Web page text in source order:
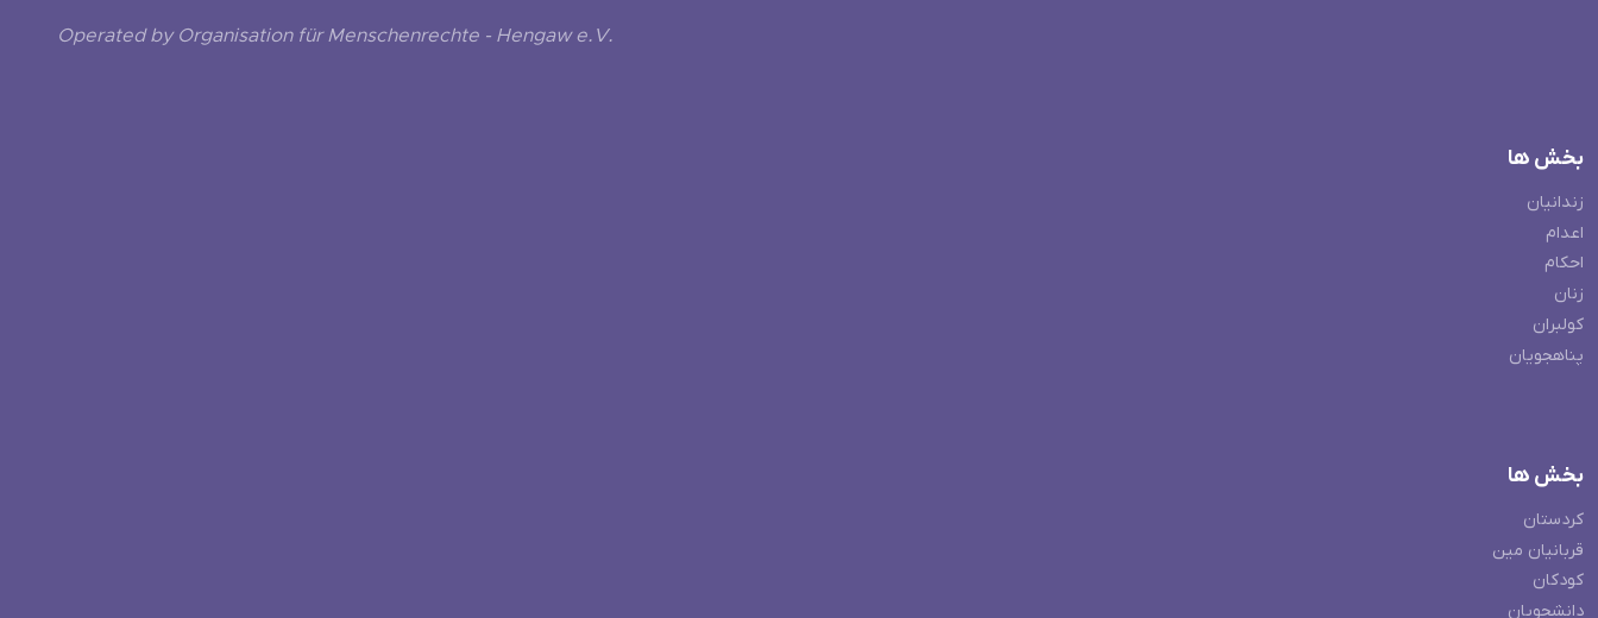
Operated by Organisation für Menschenrechte - Hengaw e.V.
بخش ها
زندانیان
اعدام
احکام
زنان
کولبران
پناهجویان
بخش ها
کردستان
قربانیان مین
کودکان
دانشجویان